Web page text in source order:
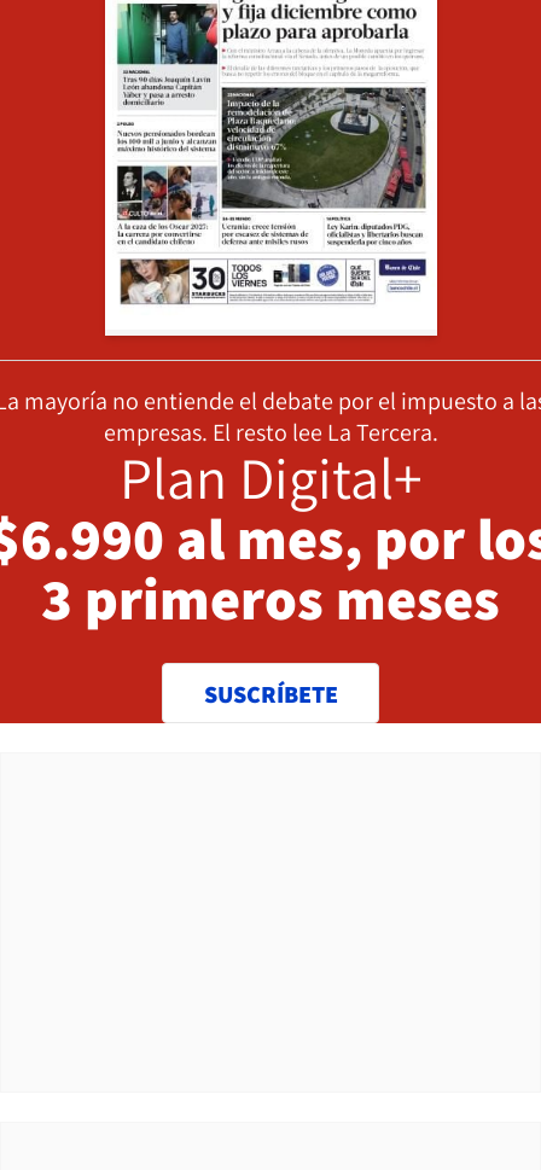
mayoría no entiende el debate por el impuesto a
empresas. El resto lee La Tercera.
Plan Digital+
al mes, por
3 primeros meses
SUSCRÍBETE